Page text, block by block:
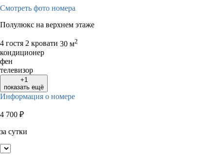
Смотреть фото номера
Полулюкс на верхнем этаже
4 гостя 2 кровати 30 м2
кондиционер
фен
телевизор
+1
показать ещё
Информация о номере
4 700 ₽
за сутки